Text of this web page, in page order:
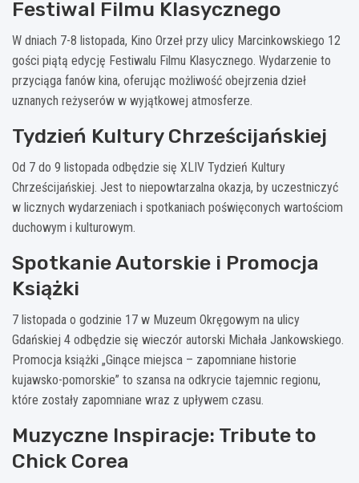
Festiwal Filmu Klasycznego
W dniach 7-8 listopada, Kino Orzeł przy ulicy Marcinkowskiego 12
gości piątą edycję Festiwalu Filmu Klasycznego. Wydarzenie to
przyciąga fanów kina, oferując możliwość obejrzenia dzieł
uznanych reżyserów w wyjątkowej atmosferze.
Tydzień Kultury Chrześcijańskiej
Od 7 do 9 listopada odbędzie się XLIV Tydzień Kultury
Chrześcijańskiej. Jest to niepowtarzalna okazja, by uczestniczyć
w licznych wydarzeniach i spotkaniach poświęconych wartościom
duchowym i kulturowym.
Spotkanie Autorskie i Promocja
Książki
7 listopada o godzinie 17 w Muzeum Okręgowym na ulicy
Gdańskiej 4 odbędzie się wieczór autorski Michała Jankowskiego.
Promocja książki „Ginące miejsca – zapomniane historie
kujawsko-pomorskie” to szansa na odkrycie tajemnic regionu,
które zostały zapomniane wraz z upływem czasu.
Muzyczne Inspiracje: Tribute to
Chick Corea